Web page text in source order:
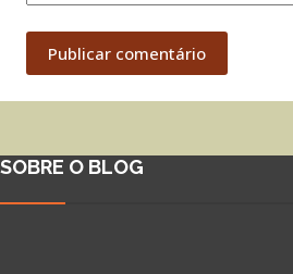
Publicar comentário
SOBRE O BLOG